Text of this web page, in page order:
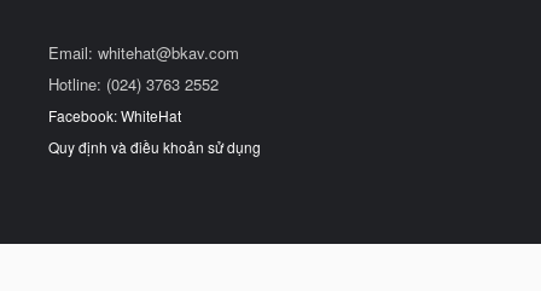
Email: whitehat@bkav.com
Hotline: (024) 3763 2552
Facebook: WhiteHat
Quy định và điều khoản sử dụng